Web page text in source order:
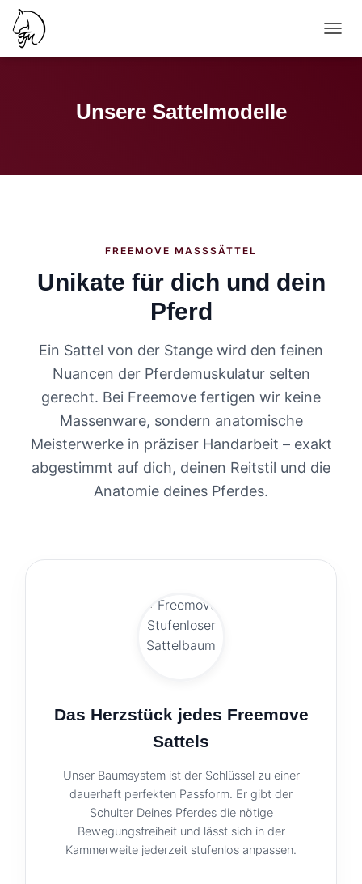
A
Unsere Sattelmodelle
FREEMOVE MASSSÄTTEL
Unikate für dich und dein
Pferd
Ein Sattel von der Stange wird den feinen
Nuancen der Pferdemuskulatur selten
gerecht. Bei Freemove fertigen wir keine
Massenware, sondern anatomische
Meisterwerke in präziser Handarbeit – exakt
abgestimmt auf dich, deinen Reitstil und die
Anatomie deines Pferdes.
Das Herzstück jedes Freemove
Sattels
Unser Baumsystem ist der Schlüssel zu einer
dauerhaft perfekten Passform. Er gibt der
Schulter Deines Pferdes die nötige
Bewegungsfreiheit und lässt sich in der
Kammerweite jederzeit stufenlos anpassen.